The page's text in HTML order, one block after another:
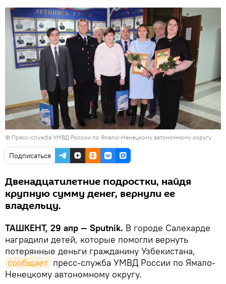
© Пресс-служба УМВД России по Ямало-Ненецкому автономному округу
Подписаться
Двенадцатилетние подростки, найдя
крупную сумму денег, вернули ее
владельцу.
ТАШКЕНТ, 29 апр — Sputnik. В городе Салехарде
наградили детей, которые помогли вернуть
потерянные деньги гражданину Узбекистана,
сообщает пресс-служба УМВД России по Ямало-
Ненецкому автономному округу.